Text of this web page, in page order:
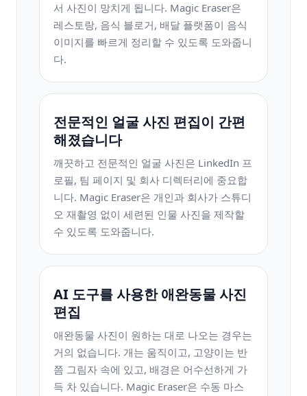
서 사진이 망치게 됩니다. Magic Eraser은
레스토랑, 음식 블로거, 배달 플랫폼이 음식
이미지를 빠르게 정리할 수 있도록 도와줍니
다.
전문적인 얼굴 사진 편집이 간편
해졌습니다
깨끗하고 전문적인 얼굴 사진은 LinkedIn 프
로필, 팀 페이지 및 회사 디렉터리에 중요합
니다. Magic Eraser은 개인과 회사가 스튜디
오 재촬영 없이 세련된 인물 사진을 제작할
수 있도록 도와줍니다.
AI 도구를 사용한 애완동물 사진
편집
애완동물 사진이 원하는 대로 나오는 경우는
거의 없습니다. 개는 움직이고, 고양이는 반
쯤 그림자 속에 있고, 배경은 어수선하게 가
득 차 있습니다. Magic Eraser은 수동 마스